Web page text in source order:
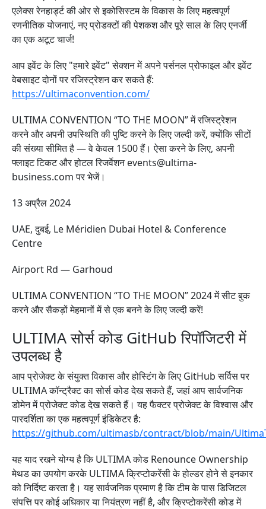
एलेक्स रेनहार्ड्ट की ओर से इकोसिस्टम के विकास के लिए महत्वपूर्ण
रणनीतिक योजनाएं, नए प्रोडक्टों की पेशकश और पूरे साल के लिए एनर्जी
का एक अटूट चार्ज!
आप इवेंट के लिए "हमारे इवेंट" सेक्शन में अपने पर्सनल प्रोफाइल और इवेंट
वेबसाइट दोनों पर रजिस्ट्रेशन कर सकते हैं:
https://ultimaconvention.com/
ULTIMA CONVENTION “TO THE MOON” में रजिस्ट्रेशन
करने और अपनी उपस्थिति की पुष्टि करने के लिए जल्दी करें, क्योंकि सीटों
की संख्या सीमित है — वे केवल 1500 हैं। ऐसा करने के लिए, अपनी
फ्लाइट टिकट और होटल रिजर्वेशन events@ultima-
business.com पर भेजें।
13 अप्रैल 2024
UAE, दुबई, Le Méridien Dubai Hotel & Conference
Centre
Airport Rd — Garhoud
ULTIMA CONVENTION “TO THE MOON” 2024 में सीट बुक
करने और सैकड़ों मेहमानों में से एक बनने के लिए जल्दी करें!
ULTIMA सोर्स कोड GitHub रिपॉजिटरी में
उपलब्ध है
आप प्रोजेक्ट के संयुक्त विकास और होस्टिंग के लिए GitHub सर्विस पर
ULTIMA कॉन्ट्रैक्ट का सोर्स कोड देख सकते हैं, जहां आप सार्वजनिक
डोमेन में प्रोजेक्ट कोड देख सकते हैं। यह फैक्टर प्रोजेक्ट के विश्वास और
पारदर्शिता का एक महत्वपूर्ण इंडिकेटर है:
https://github.com/ultimasb/contract/blob/main/
यह याद रखने योग्य है कि ULTIMA कोड Renounce Ownership
मेथड का उपयोग करके ULTIMA क्रिप्टोकरेंसी के होल्डर होने से इनकार
को निर्दिष्ट करता है। यह सार्वजनिक प्रमाण है कि टीम के पास डिजिटल
संपत्ति पर कोई अधिकार या नियंत्रण नहीं है, और क्रिप्टोकरेंसी कोड में